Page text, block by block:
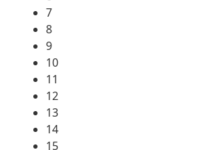
7
8
9
10
11
12
13
14
15